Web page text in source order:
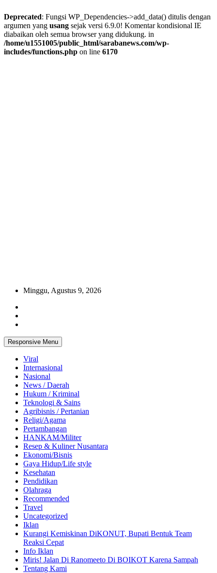
Deprecated: Fungsi WP_Dependencies->add_data() ditulis dengan
argumen yang usang sejak versi 6.9.0! Komentar kondisional IE
diabaikan oleh semua browser yang didukung. in
/home/u1551005/public_html/sarabanews.com/wp-
includes/functions.php on line 6170
Minggu, Agustus 9, 2026
Responsive Menu
Viral
Internasional
Nasional
News / Daerah
Hukum / Kriminal
Teknologi & Sains
Agribisnis / Pertanian
Religi/Agama
Pertambangan
HANKAM/Militer
Resep & Kuliner Nusantara
Ekonomi/Bisnis
Gaya Hidup/Life style
Kesehatan
Pendidikan
Olahraga
Recommended
Travel
Uncategorized
Iklan
Kurangi Kemiskinan DiKONUT, Bupati Bentuk Team
Reaksi Cepat
Info Iklan
Miris! Jalan Di Ranomeeto Di BOIKOT Karena Sampah
Tentang Kami